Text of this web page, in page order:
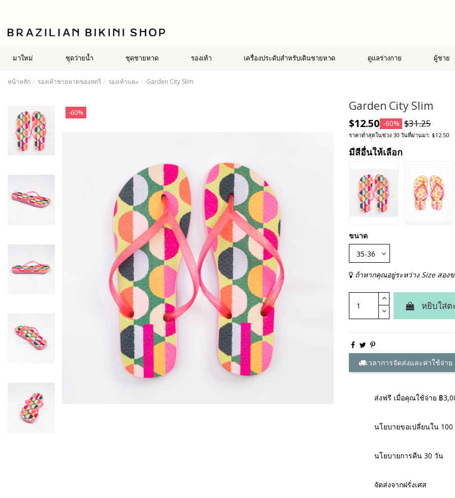
มาใหม่ ชุดว่ายน้ำ ชุดชายหาด รองเท้า เครื่องประดับสำหรับเดินชายหาด ดูแลร่างกาย ผู้ชาย
หน้าหลัก รองเท้าชายหาดของสตรี รองเท้าแตะ Garden City Slim
-60% Garden City Slim
$12.50 -60% $31.25
ราคาต่ำสุดในช่วง 30 วันที่ผ่านมา: $12.50
มีสีอื่นให้เลือก
ขนาด
ถ้าหากคุณอยู่ระหว่าง Size สอ
หยิบใส่ต
เวลาการจัดส่งและค่าใช้จ่าย
ส่งฟรี เมื่อคุณใช้จ่าย ฿
นโยบายขอเปลี่ยนใน 100
นโยบายการคืน 30 วัน
จัดส่งจากฝรั่งเศส